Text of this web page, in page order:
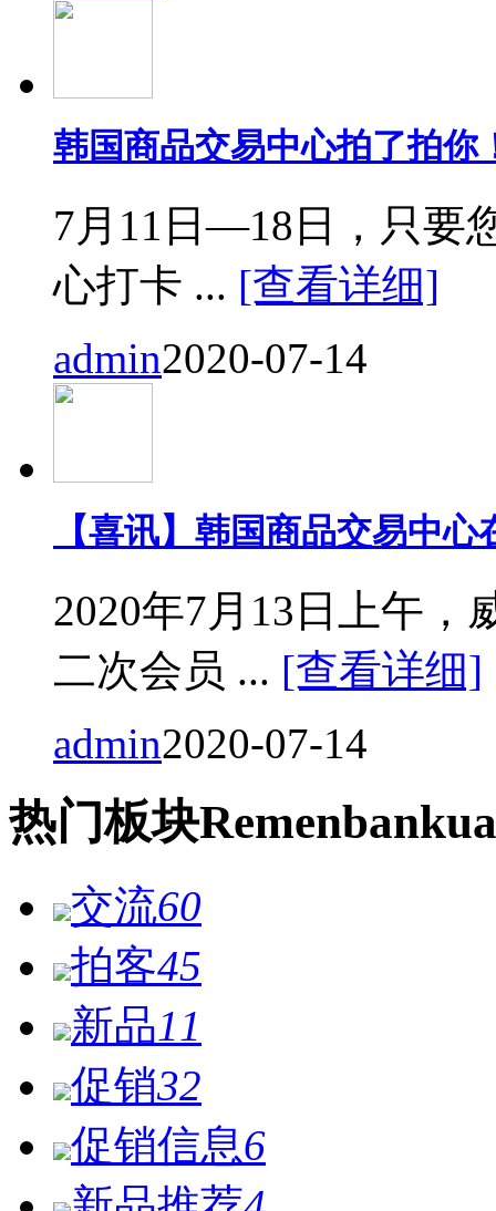
韩国商品交易中心拍了拍你
7月11日—18日，只要
心打卡 ... [查看详细]
admin2020-07-14
【喜讯】韩国商品交易中
2020年7月13日上午，
二次会员 ... [查看详细]
admin2020-07-14
热门板块Remen
交流60
拍客45
新品11
促销32
促销信息6